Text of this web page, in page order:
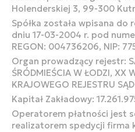
Holenderskiej 3, 99-300
Spółka została wpisana
dniu 17-03-2004 r. pod
REGON: 004736206, NIP:
Organ prowadzący rejestr:
ŚRÓDMIEŚCIA W ŁODZI, XX
KRAJOWEGO REJESTRU
Kapitał Zakładowy:
Operatorem płatności jest
realizatorem spedycji firma